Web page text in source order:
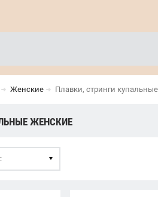
Женские Плавки, стринги
ЖЕНСКИЕ